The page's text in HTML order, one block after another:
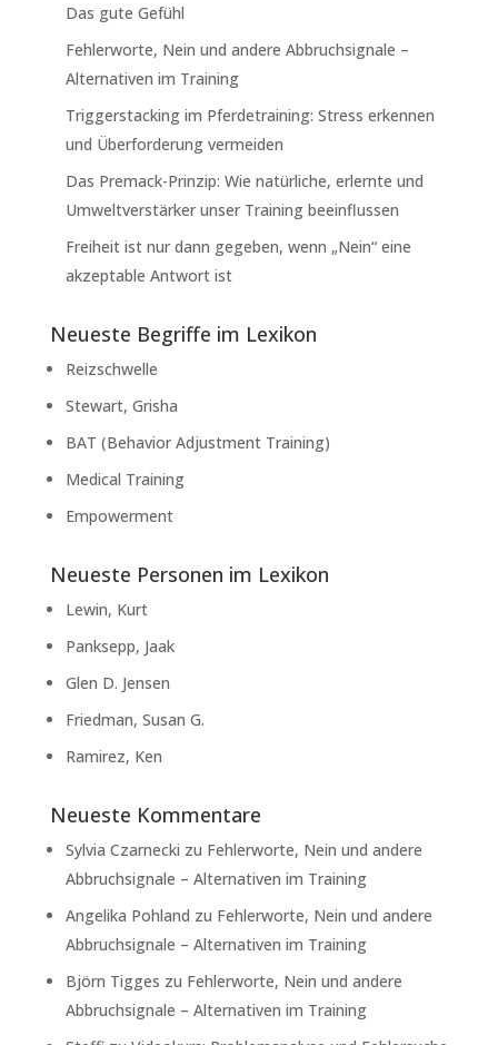
Das gute Gefühl
Fehlerworte, Nein und andere Abbruchsignale –
Alternativen im Training
Triggerstacking im Pferdetraining: Stress erkennen
und Überforderung vermeiden
Das Premack-Prinzip: Wie natürliche, erlernte und
Umweltverstärker unser Training beeinflussen
Freiheit ist nur dann gegeben, wenn „Nein“ eine
akzeptable Antwort ist
Neueste Begriffe im Lexikon
Reizschwelle
Stewart, Grisha
BAT (Behavior Adjustment Training)
Medical Training
Empowerment
Neueste Personen im Lexikon
Lewin, Kurt
Panksepp, Jaak
Glen D. Jensen
Friedman, Susan G.
Ramirez, Ken
Neueste Kommentare
Sylvia Czarnecki zu Fehlerworte, Nein und andere
Abbruchsignale – Alternativen im Training
Angelika Pohland zu Fehlerworte, Nein und andere
Abbruchsignale – Alternativen im Training
Björn Tigges zu Fehlerworte, Nein und andere
Abbruchsignale – Alternativen im Training